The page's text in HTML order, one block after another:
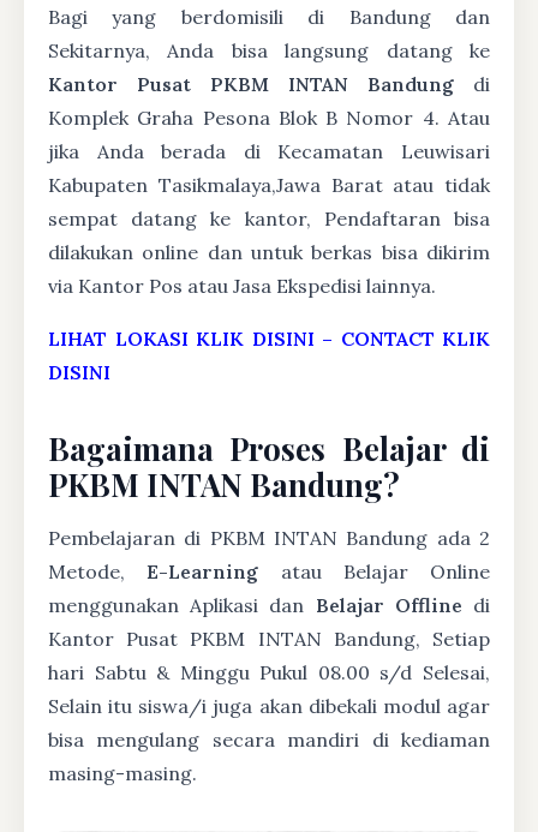
Bagi yang berdomisili di Bandung dan
Sekitarnya, Anda bisa langsung datang ke
Kantor Pusat PKBM INTAN Bandung di
Komplek Graha Pesona Blok B Nomor 4. Atau
jika Anda berada di Kecamatan Leuwisari
Kabupaten Tasikmalaya,Jawa Barat atau tidak
sempat datang ke kantor, Pendaftaran bisa
dilakukan online dan untuk berkas bisa dikirim
via Kantor Pos atau Jasa Ekspedisi lainnya.
LIHAT LOKASI KLIK DISINI – CONTACT KLIK
DISINI
Bagaimana Proses Belajar di
PKBM INTAN Bandung?
Pembelajaran di PKBM INTAN Bandung ada 2
Metode,E-Learning atau Belajar Online
menggunakan Aplikasi dan Belajar Offline di
Kantor Pusat PKBM INTAN Bandung, Setiap
hari Sabtu & Minggu Pukul 08.00 s/d Selesai,
Selain itu siswa/i juga akan dibekali modul agar
bisa mengulang secara mandiri di kediaman
masing-masing.